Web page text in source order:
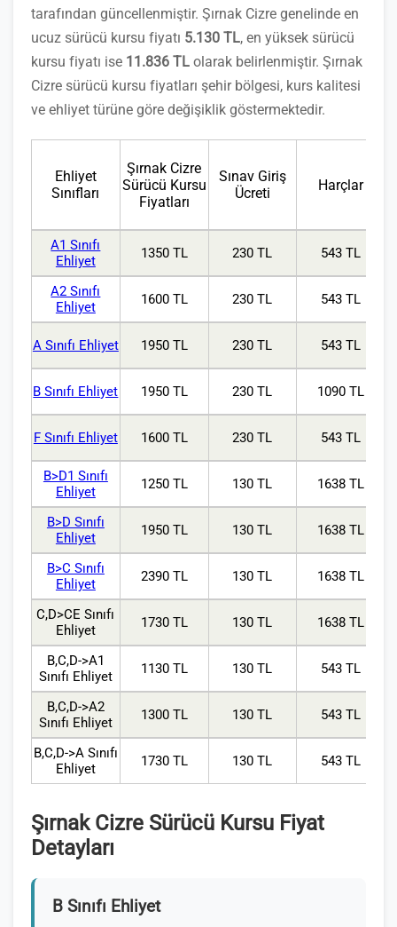
tarafından güncellenmiştir. Şırnak Cizre genelinde en
ucuz sürücü kursu fiyatı 5.130 TL, en yüksek sürücü
kursu fiyatı ise 11.836 TL olarak belirlenmiştir. Şırnak
Cizre sürücü kursu fiyatları şehir bölgesi, kurs kalitesi
ve ehliyet türüne göre değişiklik göstermektedir.
Ehliyet
Sınıfları
Şırnak Cizre
Sürücü Kursu
Fiyatları
Sınav Giriş
Ücreti
Harçlar
A1 Sınıfı
Ehliyet
1350 TL 230 TL 543 TL
A2 Sınıfı
Ehliyet
1600 TL 230 TL 543 TL
A Sınıfı Ehliyet 1950 TL 230 TL 543 TL
B Sınıfı Ehliyet 1950 TL 230 TL 1090 TL
F Sınıfı Ehliyet 1600 TL 230 TL 543 TL
B>D1 Sınıfı
Ehliyet
1250 TL 130 TL 1638 TL
B>D Sınıfı
Ehliyet
1950 TL 130 TL 1638 TL
B>C Sınıfı
Ehliyet
2390 TL 130 TL 1638 TL
C,D>CE Sınıfı
Ehliyet
1730 TL 130 TL 1638 TL
B,C,D->A1
Sınıfı Ehliyet
1130 TL 130 TL 543 TL
B,C,D->A2
Sınıfı Ehliyet
1300 TL 130 TL 543 TL
B,C,D->A Sınıfı
Ehliyet
1730 TL 130 TL 543 TL
Şırnak Cizre Sürücü Kursu Fiyat
Detayları
B Sınıfı Ehliyet